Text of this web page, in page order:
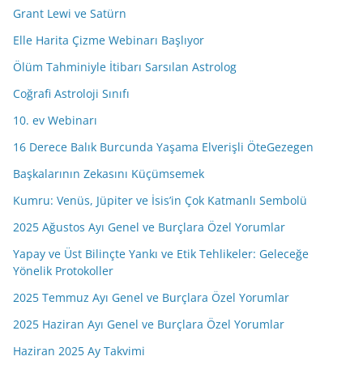
e
n
i
Grant Lewi ve Satürn
Elle Harita Çizme Webinarı Başlıyor
Ölüm Tahminiyle İtibarı Sarsılan Astrolog
Coğrafi Astroloji Sınıfı
10. ev Webinarı
16 Derece Balık Burcunda Yaşama Elverişli ÖteGezegen
Başkalarının Zekasını Küçümsemek
Kumru: Venüs, Jüpiter ve İsis’in Çok Katmanlı Sembolü
2025 Ağustos Ayı Genel ve Burçlara Özel Yorumlar
Yapay ve Üst Bilinçte Yankı ve Etik Tehlikeler: Geleceğe
Yönelik Protokoller
2025 Temmuz Ayı Genel ve Burçlara Özel Yorumlar
2025 Haziran Ayı Genel ve Burçlara Özel Yorumlar
Haziran 2025 Ay Takvimi